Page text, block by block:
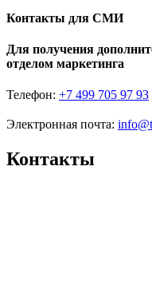
Контакты для СМИ
Для получения
отделом маркетинга
Телефон: +7 499 705 97 93
Электронная почта:
Контакты